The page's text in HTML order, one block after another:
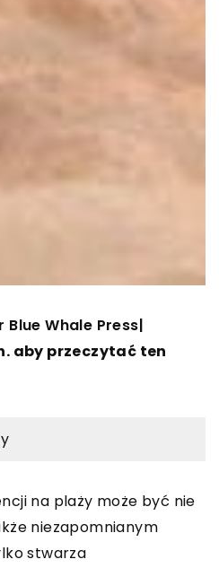
Blue Whale Press|
aby przeczytać ten
na plaży może być nie
niezapomnianym
stwarza